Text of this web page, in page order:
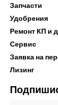
Запчасти
Удобрения
Ремонт КП и
Сервис
Заявка на
Лизинг